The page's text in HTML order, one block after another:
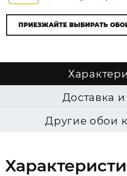
ПРИЕЗЖАЙТЕ ВЫБИРАТЬ
Доставка и
Другие обои